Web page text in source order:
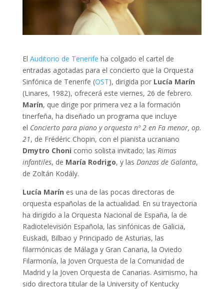
El Auditorio de Tenerife ha colgado el cartel de
entradas agotadas para el concierto que la Orquesta
Sinfónica de Tenerife (OST), dirigida por Lucía Marín
(Linares, 1982), ofrecerá este viernes, 26 de febrero.
Marín, que dirige por primera vez a la formación
tinerfeña, ha diseñado un programa que incluye
el Concierto para piano y orquesta nº 2 en Fa menor, op.
21, de Frédéric Chopin, con el pianista ucraniano
Dmytro Choni como solista invitado; las Rimas
infantiles, de María Rodrigo, y las Danzas de Galanta,
de Zoltán Kodály.
Lucía Marín es una de las pocas directoras de
orquesta españolas de la actualidad. En su trayectoria
ha dirigido a la Orquesta Nacional de España, la de
Radiotelevisión Española, las sinfónicas de Galicia,
Euskadi, Bilbao y Principado de Asturias, las
filarmónicas de Málaga y Gran Canaria, la Oviedo
Filarmonía, la Joven Orquesta de la Comunidad de
Madrid y la Joven Orquesta de Canarias. Asimismo, ha
sido directora titular de la University of Kentucky